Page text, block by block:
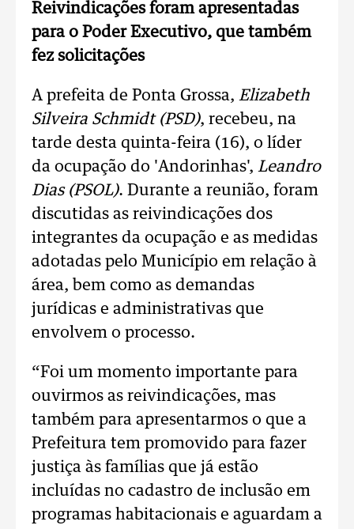
Reivindicações foram apresentadas
para o Poder Executivo, que também
fez solicitações
A prefeita de Ponta Grossa, Elizabeth
Silveira Schmidt (PSD), recebeu, na
tarde desta quinta-feira (16), o líder
da ocupação do 'Andorinhas', Leandro
Dias (PSOL). Durante a reunião, foram
discutidas as reivindicações dos
integrantes da ocupação e as medidas
adotadas pelo Município em relação à
área, bem como as demandas
jurídicas e administrativas que
envolvem o processo.
“Foi um momento importante para
ouvirmos as reivindicações, mas
também para apresentarmos o que a
Prefeitura tem promovido para fazer
justiça às famílias que já estão
incluídas no cadastro de inclusão em
programas habitacionais e aguardam a